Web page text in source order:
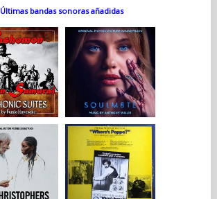
Últimas bandas sonoras añadidas